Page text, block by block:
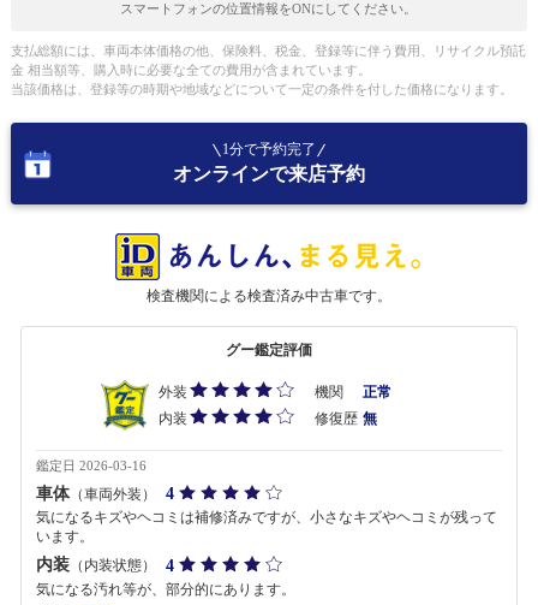
スマートフォンの位置情報をONにしてください。
支払総額には、車両本体価格の他、保険料、税金、登録等に伴う費用、リサイクル預託
金 相当額等、購入時に必要な全ての費用が含まれています。
当該価格は、登録等の時期や地域などについて一定の条件を付した価格になります。
1分で予約完了
オンラインで来店予約
検査機関による検査済み中古車です。
グー鑑定評価
外装 機関
正常
内装
修復歴 無
鑑定日 2026-03-16
車体（車両外装） 4
気になるキズやヘコミは補修済みですが、小さなキズやヘコミが残って
います。
内装 （内装状態） 4
気になる汚れ等が、部分的にあります。